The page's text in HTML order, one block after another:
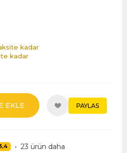
kadar
kadar
EKLE PAYLAS
• 23 ürün daha